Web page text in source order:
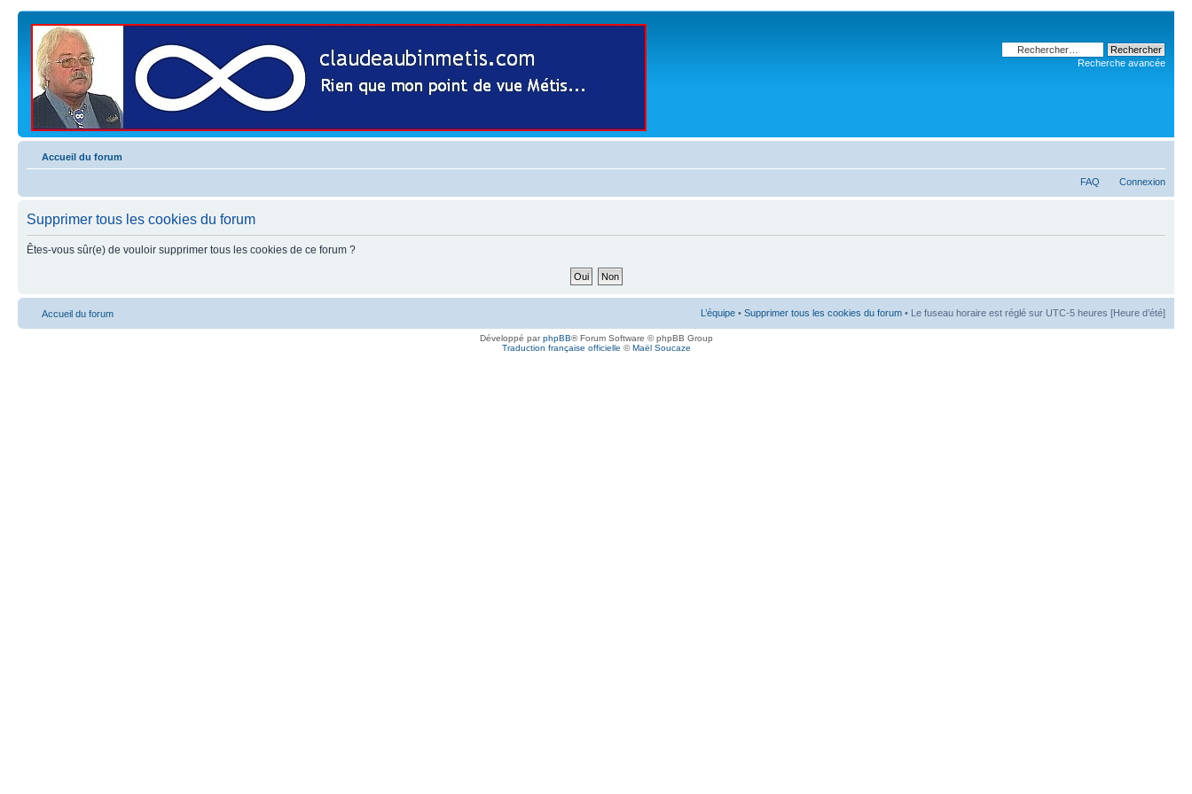
Recherche avancée
Accueil du forum
FAQ Connexion
Supprimer tous les cookies du forum
Êtes-vous sûr(e) de vouloir supprimer tous les cookies de ce forum ?
Accueil du forum L’équipe • Supprimer tous les cookies du forum • Le fuseau horaire est réglé sur UTC-5 heures [Heure d’été]
Développé parphpBB® Forum Software © phpBB Group
Traduction française officielle ©Maël Soucaze